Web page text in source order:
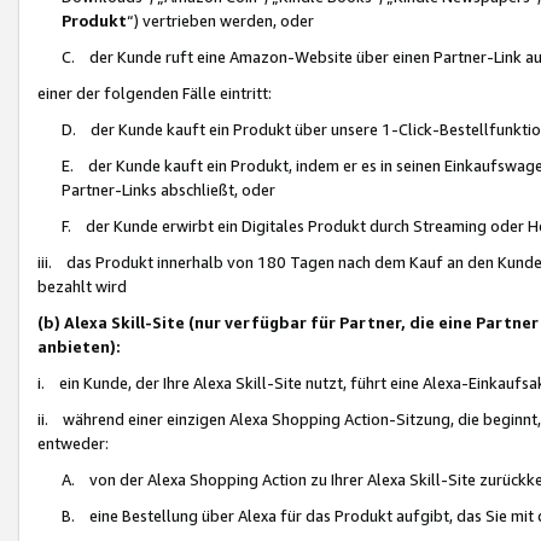
Produkt“) vertrieben werden, oder
C. der Kunde ruft eine Amazon-Website über einen Partner-Link
einer der folgenden Fälle eintritt:
D. der Kunde kauft ein Produkt über unsere 1-Click-
E. der Kunde kauft ein Produkt, indem er es in seinen
Partner-Links abschließt, oder
F. der Kunde erwirbt ein Digitales Produkt durch Streaming oder
iii. das Produkt innerhalb von 180 Tagen nach dem Kauf an den
bezahlt wird
(b) Alexa Skill-Site (nur verfügbar für Partner, die eine
anbieten):
i. ein Kunde, der Ihre Alexa Skill-Site nutzt, führt eine Alexa-
ii. während einer einzigen Alexa Shopping Action-Sitzung, die
entweder:
A. von der Alexa Shopping Action zu Ihrer Alexa Skill-Site
B. eine Bestellung über Alexa für das Produkt aufgibt, das Sie mit